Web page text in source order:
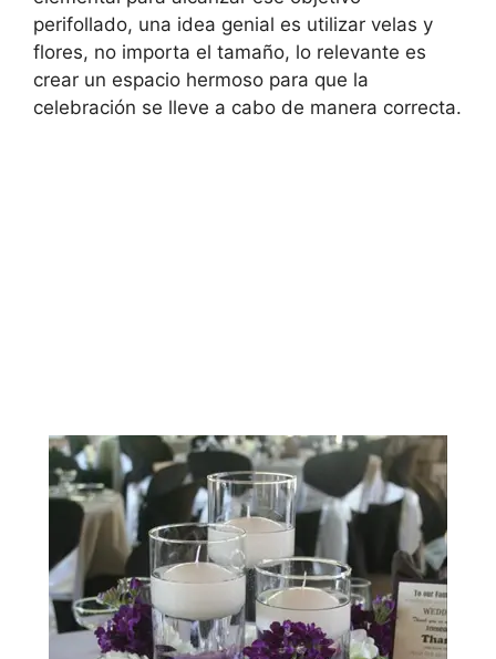
perifollado, una idea genial es utilizar velas y
flores, no importa el tamaño, lo relevante es
crear un espacio hermoso para que la
celebración se lleve a cabo de manera correcta.